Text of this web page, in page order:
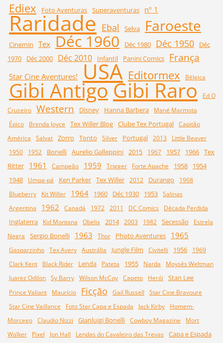
Ediex Foto Aventuras Superaventuras nº 1
Raridade Ebal Selva Faroeste
Cinemin Tex Déc 1960 Déc 1980 Déc 1950
Déc
1970
Déc 2000 Déc 2010 Infantil Panini Comics França
Star Cine Aventures! USA Editormex Bélgica
Gibi AntigoGibi Raro
Ed O
Cruzeiro Western Disney Hanna Barbera
Mané Marmota
Épico
Brenda Joyce Tex Willer Blog Clube Tex Portugal Capitão
América
Salvat Zorro Tonto Silver Portugal 2013
Little Beaver
1950
1952 Bonelli Aurelio Galleppini 2015 1967 1957 1966 Tex
Ritter
1961 Campeão 1959 Trigger Forte Apache 1958
1954
1948
Umpa-pá Ken Parker Tex Willer 2012 Durango
1968
Blueberry
Kit Willer 1964 1960 Déc 1930 1953 Salinas
Argentina
1962 Canadá 1972 2011 DC Comics Década Perdida
Inglaterra Kid Montana Obelix 2014 2003 1982 Secessão
Estrela
Negra
Sergio Bonelli 1963 Thor Photo Aventures 1965
Gasparzinho Tex Avery Austrália Jungle Film Civitelli 1956
1969
Clark Kent
Black Rider Lenda Pateta 1955 Narda
Moysés Weltman
Juarez Odilon Sy Barry Wilson McCoy Capeto Herói Stan Lee
Prince Valiant Maurício Ficção Gail Russell
Star Cine Bravoure
Star Cine Vaillance
Foto Star Capa e Espada Jack Kirby
Homem-
Morcego Claudio Nizzi Gianluigi Bonelli Cowboy Magazine
Mort
Walker
Pixel Jon Hall Lendas do Cavaleiro das Trevas Capa e Espada